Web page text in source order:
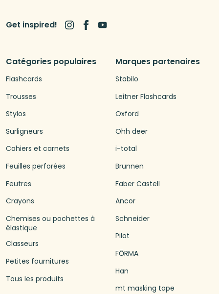
Catégories populaires
Flashcards
Trousses
Stylos
Surligneurs
Cahiers et carnets
Feuilles perforées
Feutres
Crayons
Chemises ou pochettes à
élastique
Classeurs
Petites fournitures
Tous les produits
Marques partenaires
Stabilo
Leitner Flashcards
Oxford
Ohh deer
i-total
Brunnen
Faber Castell
Ancor
Schneider
Pilot
FŌRMA
Han
mt masking tape
Get inspired!